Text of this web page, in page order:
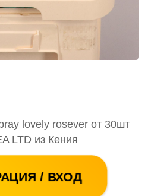
lovely rosever от 30шт
LTD из Кения
/ ВХОД